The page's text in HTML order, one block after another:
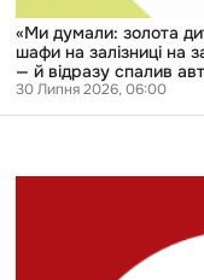
росіян,
отримав
«умовне»
відразу
військових
«Ми думали: золота
шафи на залізниці на
— й відразу спалив
30 Липня 2026, 06:00